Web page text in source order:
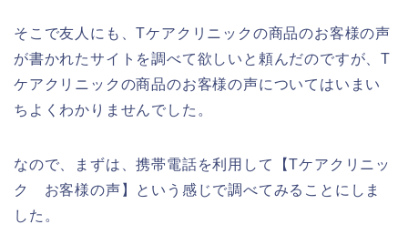
そこで友人にも、Tケアクリニックの商品のお客様の声
が書かれたサイトを調べて欲しいと頼んだのですが、T
ケアクリニックの商品のお客様の声についてはいまい
ちよくわかりませんでした。
なので、まずは、携帯電話を利用して【Tケアクリニッ
ク お客様の声】という感じで調べてみることにしま
した。